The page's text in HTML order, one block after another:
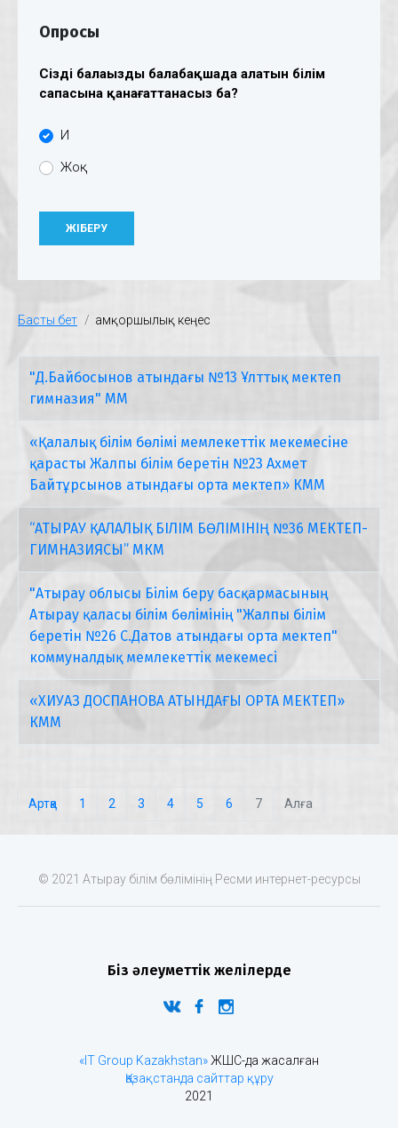
Опросы
Сіздің балаңыздың балабақшада алатын білім
сапасына қанағаттанасыз ба?
Иә
Жоқ
Басты бет Қамқоршылық кеңес
"Д.Байбосынов атындағы №13 Ұлттық мектеп
гимназия" ММ
«Қалалық білім бөлімі мемлекеттік мекемесіне
қарасты Жалпы білім беретін №23 Ахмет
Байтұрсынов атындағы орта мектеп» КММ
“АТЫРАУ ҚАЛАЛЫҚ БІЛІМ БӨЛІМІНІҢ №36 МЕКТЕП-
ГИМНАЗИЯСЫ” МКМ
"Атырау облысы Білім беру басқармасының
Атырау қаласы білім бөлімінің "Жалпы білім
беретін №26 С.Датов атындағы орта мектеп"
коммуналдық мемлекеттік мекемесі
«ХИУАЗ ДОСПАНОВА АТЫНДАҒЫ ОРТА МЕКТЕП»
КММ
Артқа 1 2 3 4 5 6 7 Алға
© 2021 Атырау білім бөлімінің Ресми интернет-ресурсы
Біз әлеуметтік желілерде
«IT Group Kazakhstan»ЖШС-да жасалған
Қазақстанда сайттар құру
2021